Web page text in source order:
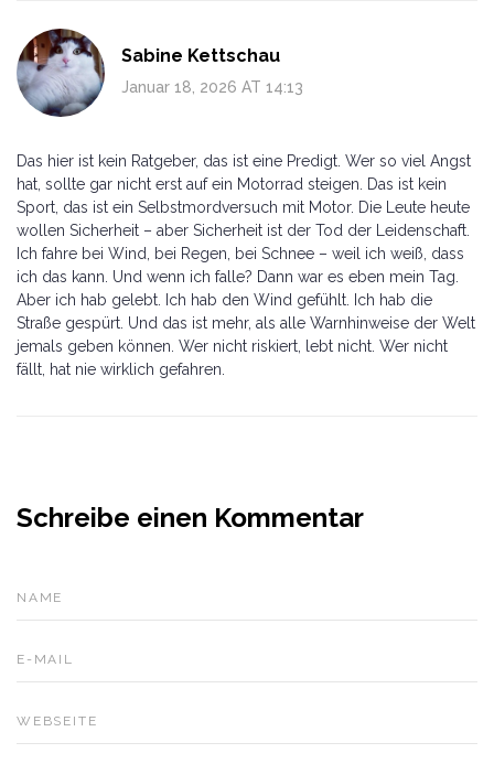
Sabine Kettschau
Januar 18, 2026 AT 14:13
Das hier ist kein Ratgeber, das ist eine Predigt. Wer so viel Angst
hat, sollte gar nicht erst auf ein Motorrad steigen. Das ist kein
Sport, das ist ein Selbstmordversuch mit Motor. Die Leute heute
wollen Sicherheit – aber Sicherheit ist der Tod der Leidenschaft.
Ich fahre bei Wind, bei Regen, bei Schnee – weil ich weiß, dass
ich das kann. Und wenn ich falle? Dann war es eben mein Tag.
Aber ich hab gelebt. Ich hab den Wind gefühlt. Ich hab die
Straße gespürt. Und das ist mehr, als alle Warnhinweise der Welt
jemals geben können. Wer nicht riskiert, lebt nicht. Wer nicht
fällt, hat nie wirklich gefahren.
Schreibe einen Kommentar